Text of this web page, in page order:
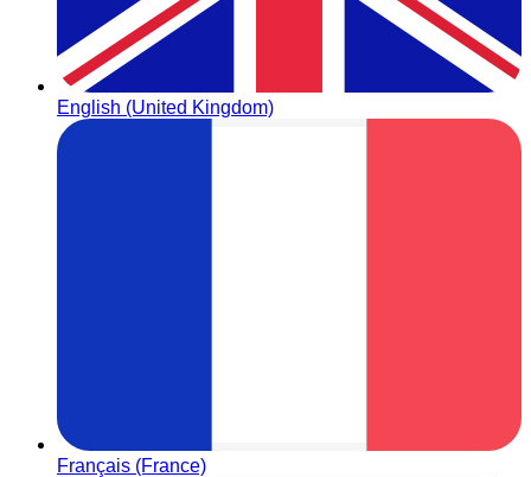
English (United Kingdom)
Français (France)